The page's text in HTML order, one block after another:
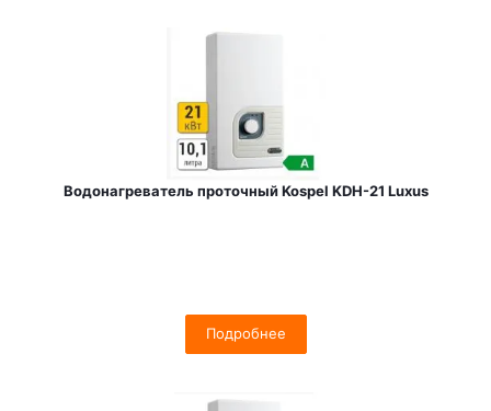
Водонагреватель проточный Kospel KDH-21 Luxus
Подробнее